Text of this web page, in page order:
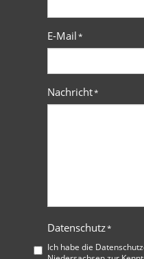
E-Mail*
Nachricht*
Datenschutz*
Ich habe die